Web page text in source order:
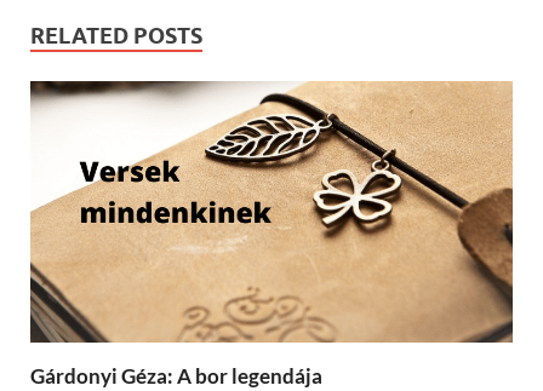
RELATED POSTS
Gárdonyi Géza: A bor legendája